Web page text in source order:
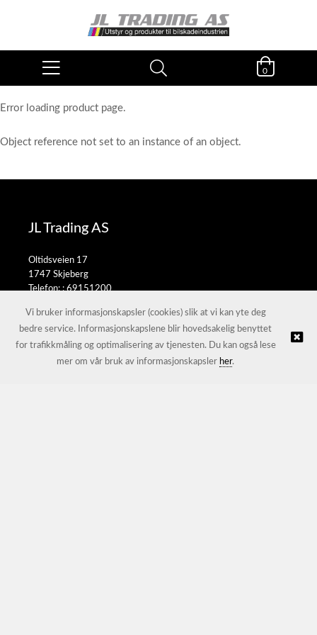
0
Error loading product page.
Object reference not set to an instance of an object.
JL Trading AS
Oltidsveien 17
1747 Skjeberg
Telefon: :69151200
© JL Trading AS |Nettbutikk levert av Kréatif
Vi bruker informasjonskapsler (cookies) slik at vi kan yte deg
bedre service. Informasjonskapslene blir hovedsakelig benyttet
for trafikkmåling og optimalisering av tjenesten. Du kan også lese
mer om vår bruk av informasjonskapsler her.